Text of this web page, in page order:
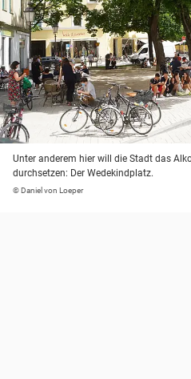
Unter anderem hier will die Stadt das
durchsetzen: Der Wedekindplatz.
© Daniel von Loeper